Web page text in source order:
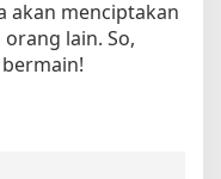
akan menciptakan
lain. So,